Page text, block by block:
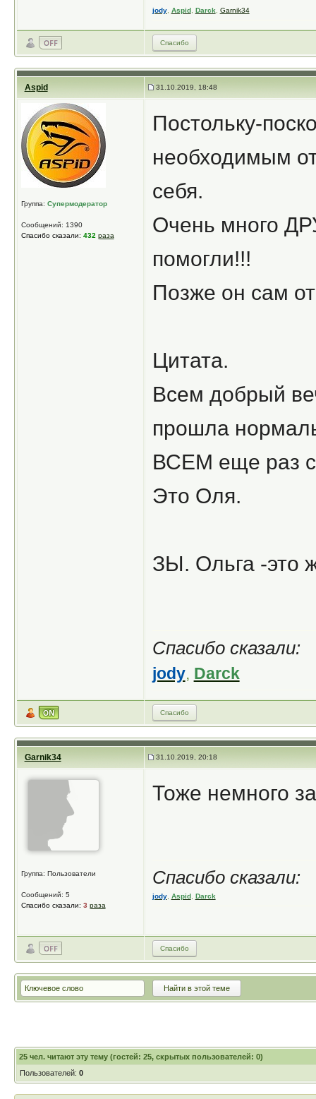
jody, Aspid, Darck Garnik34
Спасибо
Aspid 31.10.2019, 18:48
Группа: Супермодератор
Сообщений: 1390
Спасибо сказали: 432 раза
Постольку-
необходимым
себя.
Очень много
помогли!!!
Позже он сам
Цитата.
Всем добрый
прошла
ВСЕМ еще раз
Это Оля.
ЗЫ. Ольга -это
Спасибо сказали:
jody, Darck
Спасибо
Garnik34 31.10.2019, 20:18
Группа: Пользователи
Сообщений: 5
Спасибо сказали: 3 раза
Тоже немного
Спасибо сказали:
jody, Aspid, Darck
Спасибо
25чел. читают эту тему (гостей: 25, скрытых пользователей: 0)
Пользователей: 0